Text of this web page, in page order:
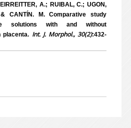
A.; RUIBAL, C.; UGON,
CANTÍN. M. Comparative study
solutions with and without
placenta. Int. J. Morphol., 30(2):432-